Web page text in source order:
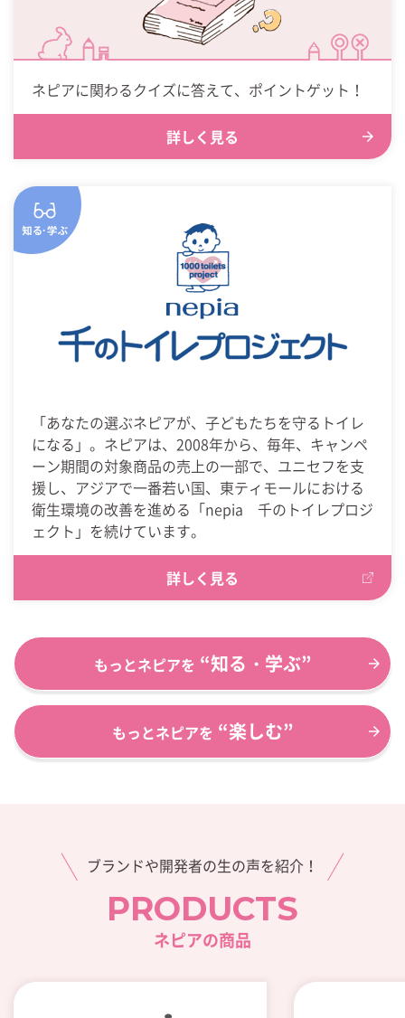
ネピアに関わるクイズに答えて、ポイントゲット！
詳しく見る
「あなたの選ぶネピアが、子どもたちを守るトイレ
になる」。ネピアは、2008年から、毎年、キャンペ
ーン期間の対象商品の売上の一部で、ユニセフを支
援し、アジアで一番若い国、東ティモールにおける
衛生環境の改善を進める「nepia 千のトイレプロジ
ェクト」を続けています。
詳しく見る
もっとネピアを “知る・学ぶ”
もっとネピアを “楽しむ”
ブランドや開発者の生の声を紹介！
PRODUCTS
ネピアの商品